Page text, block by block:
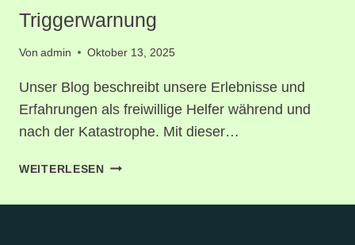
BEGANN
Triggerwarnung
Von admin Oktober 13, 2025
Unser Blog beschreibt unsere Erlebnisse und
Erfahrungen als freiwillige Helfer während und
nach der Katastrophe. Mit dieser…
WEITERLESEN TRIGGERWARNUNG